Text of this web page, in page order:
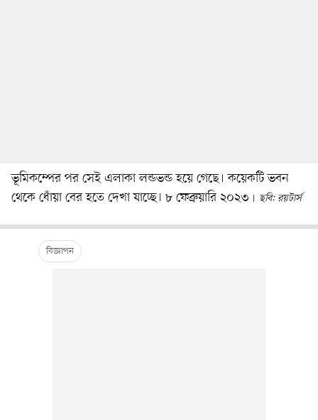
ভূমিকম্পের পর সেই এলাকা লন্ডভন্ড হয়ে গেছে। কয়েকটি ভবন
থেকে ধোঁয়া বের হতে দেখা যাচ্ছে। ৮ ফেব্রুয়ারি ২০২৩
ছবি: রয়টার্স